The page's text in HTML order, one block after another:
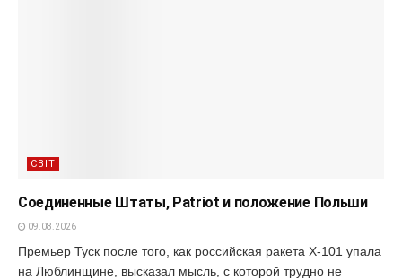
СВІТ
Соединенные Штаты, Patriot и положение Польши
09.08.2026
Премьер Туск после того, как российская ракета Х-101 упала
на Люблинщине, высказал мысль, с которой трудно не